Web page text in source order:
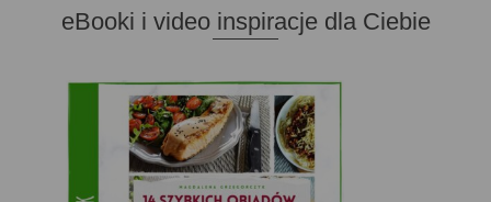
eBooki i video inspiracje dla Ciebie